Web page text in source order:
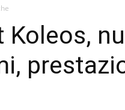
Koleos,